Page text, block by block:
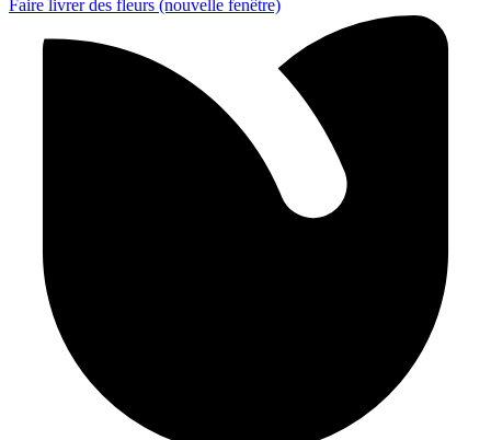
Faire livrer des fleurs (nouvelle fenêtre)